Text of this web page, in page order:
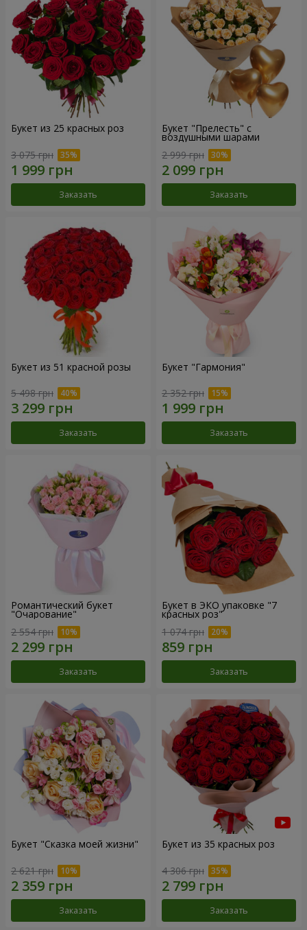
Букет из 25 красных роз
3 075 грн
Заказать
Букет "Прелесть" с
воздушными шарами
2 999 грн
Заказать
Букет из 51 красной розы
5 498 грн
Заказать
Букет "Гармония"
2 352 грн
Заказать
Романтический букет
"Очарование"
2 554 грн
Заказать
Букет в ЭКО упаковке "7
красных роз"
1 074 грн
Заказать
Букет "Сказка моей жизни"
2 621 грн
Заказать
Букет из 35 красных роз
4 306 грн
Заказать